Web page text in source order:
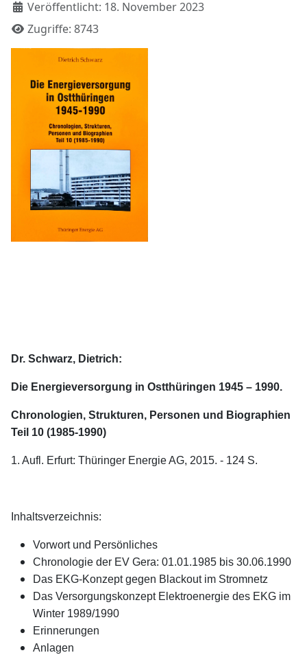
Veröffentlicht: 18. November 2023
Zugriffe: 8743
Dr. Schwarz, Dietrich:
Die Energieversorgung in Ostthüringen 1945 – 1990.
Chronologien, Strukturen, Personen und Biographien
Teil 10 (1985-1990)
1. Aufl. Erfurt: Thüringer Energie AG, 2015. - 124 S.
Inhaltsverzeichnis:
Vorwort und Persönliches
Chronologie der EV Gera: 01.01.1985 bis 30.06.1990
Das EKG-Konzept gegen Blackout im Stromnetz
Das Versorgungskonzept Elektroenergie des EKG im
Winter 1989/1990
Erinnerungen
Anlagen